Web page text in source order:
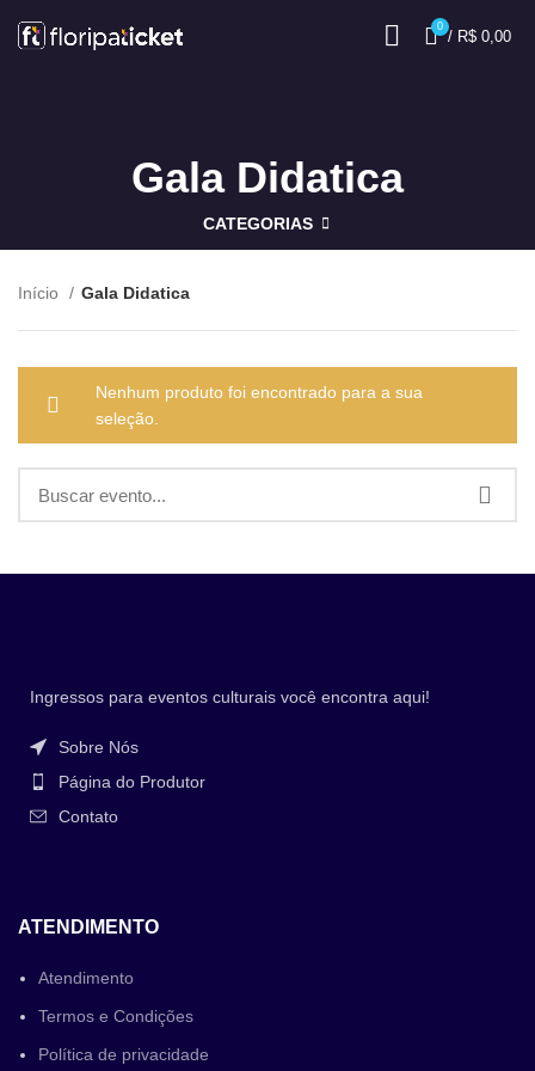
0
/ R$ 0,00
Gala Didatica
CATEGORIAS
Início Gala Didatica
Nenhum produto foi encontrado para a sua
seleção.
Ingressos para eventos culturais você encontra aqui!
Sobre Nós
Página do Produtor
Contato
ATENDIMENTO
Atendimento
Termos e Condições
Política de privacidade